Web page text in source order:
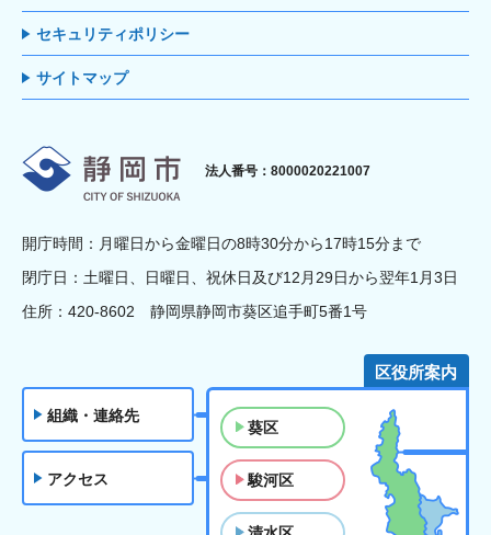
セキュリティポリシー
サイトマップ
静岡市
法人番号：8000020221007
開庁時間：月曜日から金曜日の8時30分から17時15分まで
閉庁日：土曜日、日曜日、祝休日及び12月29日から翌年1月3日
住所：420-8602 静岡県静岡市葵区追手町5番1号
組織・連絡先
アクセス
区役所案内
葵区
駿河区